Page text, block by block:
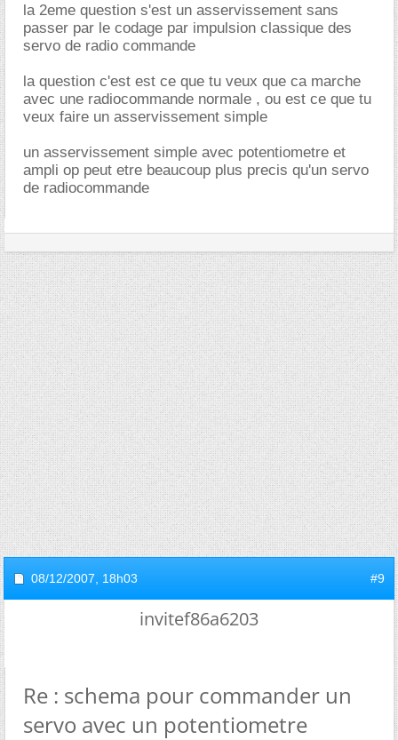
la 2eme question s'est un asservissement sans
passer par le codage par impulsion classique des
servo de radio commande
la question c'est est ce que tu veux que ca marche
avec une radiocommande normale , ou est ce que tu
veux faire un asservissement simple
un asservissement simple avec potentiometre et
ampli op peut etre beaucoup plus precis qu'un servo
de radiocommande
08/12/2007, 18h03 #9
invitef86a6203
Re : schema pour commander un
servo avec un potentiometre